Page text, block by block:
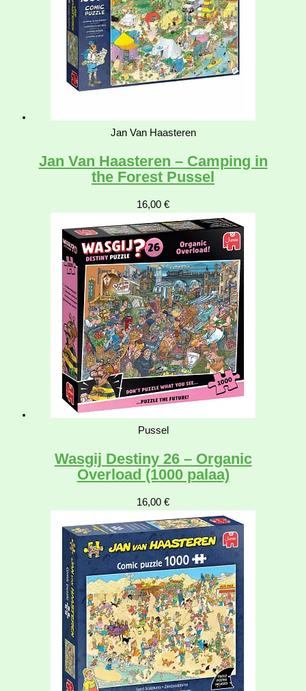
Jan Van Haasteren
Jan Van Haasteren – Camping in
the Forest Pussel
16,00 €
Pussel
Wasgij Destiny 26 – Organic
Overload (1000 palaa)
16,00 €